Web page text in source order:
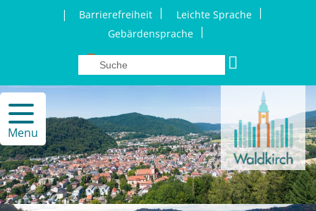
| Barrierefreiheit | Leichte Sprache |
Gebärdensprache |
Menu